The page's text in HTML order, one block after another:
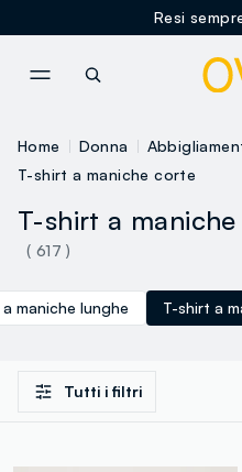
Resi
Home Donna
T-shirt a maniche corte
T-shirt a
( 617 )
maniche lunghe T-shirt a
Tutti i filtri